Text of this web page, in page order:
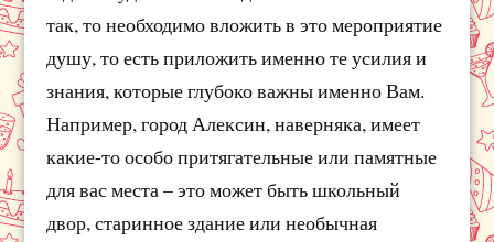
так, то необходимо вложить в это мероприятие
душу, то есть приложить именно те усилия и
знания, которые глубоко важны именно Вам.
Например, город Алексин, наверняка, имеет
какие-то особо притягательные или памятные
для вас места – это может быть школьный
двор, старинное здание или необычная